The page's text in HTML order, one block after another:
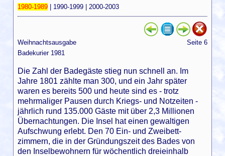
1980-1989 | 1990-1999 | 2000-2003
Weihnachtsausgabe
Badekurier 1981
Seite 6
Die Zahl der Badegäste stieg nun schnell an. Im
Jahre 1801 zählte man 300, und ein Jahr später
waren es bereits 500 und heute sind es - trotz
mehrmaliger Pausen durch Kriegs- und Notzeiten -
jährlich rund 135.000 Gäste mit über 2,3 Millionen
Übernachtungen. Die Insel hat einen gewaltigen
Aufschwung erlebt. Den 70 Ein- und Zweibett-
zimmern, die in der Gründungszeit des Bades von
den Inselbewohnern für wöchentlich dreieinhalb